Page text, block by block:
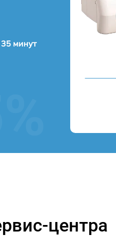
минут
центра